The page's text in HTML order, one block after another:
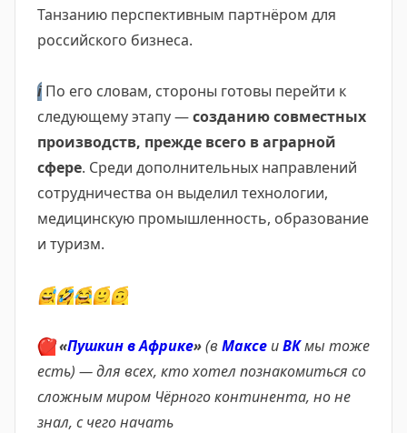
Танзанию перспективным партнёром для
российского бизнеса.
ℹ️ По его словам, стороны готовы перейти к
следующему этапу —созданию совместных
производств, прежде всего в аграрной
сфере. Среди дополнительных направлений
сотрудничества он выделил технологии,
медицинскую промышленность, образование
и туризм.
😅🤣😂🙂🙃
❤️«Пушкин в Африке»(вМаксе иВКмы тоже
есть) — для всех, кто хотел познакомиться со
сложным миром Чёрного континента, но не
знал, с чего начать